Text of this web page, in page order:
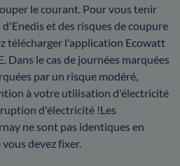
le courant. Pour vous tenir
et des risques de coupure
télécharger l'application Ecowatt
Dans le cas de journées marquées
par un risque modéré,
à votre utilisation d'électricité
d'électricité !Les
ne sont pas identiques en
devez fixer.